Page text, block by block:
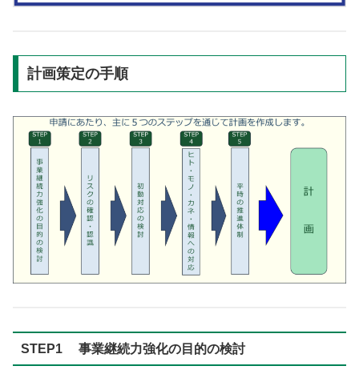
計画策定の手順
STEP1 事業継続力強化の目的の検討